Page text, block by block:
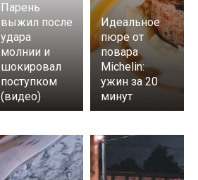
Парень
выжил после
удара
молнии и
шокировал
поступком
(видео)
Идеальное
пюре от
повара
Michelin:
ужин за 20
минут